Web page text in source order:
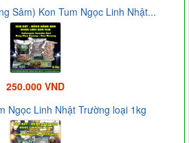
Sâm) Kon Tum Ngọc Linh Nhật...
250.000 VND
Ngọc Linh Nhật Trường loại 1kg